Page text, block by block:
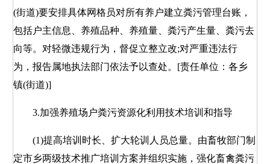
(街道)要安排具体网格员对所有养户建立粪污管理台账，
包括户主信息、养殖品种、养殖量、粪污产生量、粪污去
向等。对轻微违规行为，督促立整立改;对严重违法行
为，报告属地执法部门依法予以查处。[责任单位：各乡
镇(街道)]
3.加强养殖场户粪污资源化利用技术培训和指导
(1)提高培训时长、扩大轮训人员总量。由畜牧部门制
定市乡两级技术推广培训方案并组织实施，强化畜禽粪污